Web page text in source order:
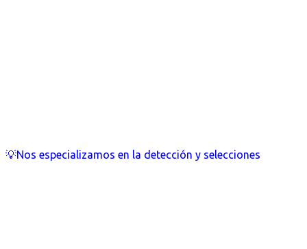
💡Nos especializamos en la detección y selecciones